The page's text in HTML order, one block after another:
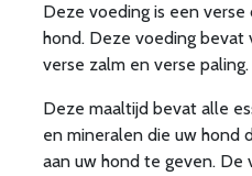
Deze voeding is een
hond. Deze voeding bevat
verse zalm en verse paling.
Deze maaltijd bevat alle
en mineralen die uw hond
aan uw hond te geven. De